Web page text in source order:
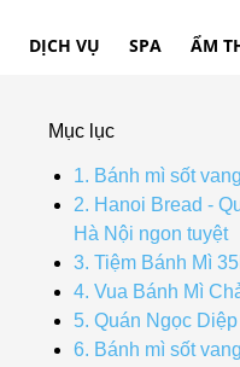
DỊCH VỤ SPA ẨM
Mục lục
1. Bánh mì sốt
2. Hanoi Bread -
Hà Nội ngon tuyệt
3. Tiệm Bánh Mì
4. Vua Bánh Mì
5. Quán Ngọc Diệp
6. Bánh mì sốt